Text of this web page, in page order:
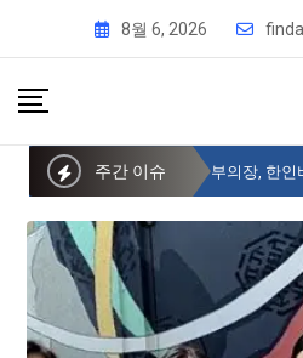
8월 6, 2026
주간 이슈
뉴욕시의회 샌드라 황 부의장, 한